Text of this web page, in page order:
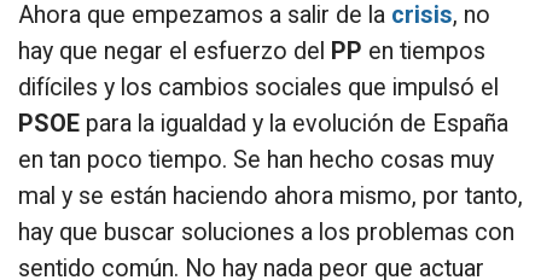
Ahora que empezamos a salir de la crisis, no
hay que negar el esfuerzo del PP en tiempos
difíciles y los cambios sociales que impulsó el
PSOE para la igualdad y la evolución de España
en tan poco tiempo. Se han hecho cosas muy
mal y se están haciendo ahora mismo, por tanto,
hay que buscar soluciones a los problemas con
sentido común. No hay nada peor que actuar